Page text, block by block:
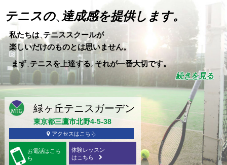
テニスの、達成感を提供します。
私たちは、テニススクールが
楽しいだけのものとは思いません。
まず、テニスを上達する。それが一番大切です。
続きを見る
お電話はこち
ら
東京都三鷹市北野4-5-38
アクセスはこちら
体験レッスン
はこちら